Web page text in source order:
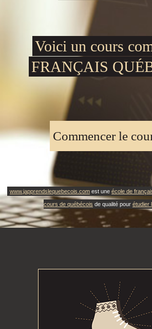
Voici un cours
FRANÇAIS
Commencer le
www.japprendslequebecois.com est une école de
cours de québécois de qualité pour étudier